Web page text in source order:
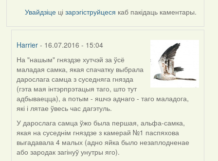
Увайдзіце цізарэгіструйцеся каб пакідаць каментары.
Harrier - 16.07.2016 - 15:04
In
reply
to
by
Жанна
(госць)
На "нашым" гняздзе хутчэй за ўсё
маладая самка, якая спачатку выбрала
дарослага самца з суседняга гнязда
(гэта мая інтэрпрэтацыя таго, што тут
адбываецца), а потым - яшчэ аднаго - таго маладога,
які і лятае ўвесь час дагэтуль.
У дарослага самца ўжо была першая, альфа-самка,
якая на суседнім гняздзе з камерай №1 паспяхова
выгадавала 4 малых (адно яйка было незаплодненае
або зародак загінуў унутры яго).